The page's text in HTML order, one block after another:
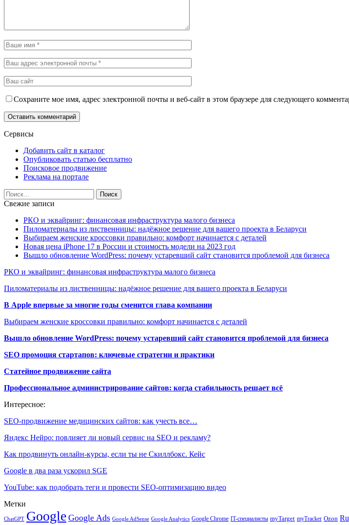
Сохраните мое имя, адрес электронной почты и веб-сайт в этом браузере для следующего
Сервисы
Добавить сайт в каталог
Опубликовать статью бесплатно
Поисковое продвижение
Реклама на портале
Свежие записи
РКО и эквайринг: финансовая инфраструктура малого бизнеса
Пиломатериалы из лиственницы: надёжное решение для вашего проекта в Беларуси
Выбираем женские кроссовки правильно: комфорт начинается с деталей
Новая цена iPhone 17 в России и стоимость модели на 2023 год
Вышло обновление WordPress: почему устаревший сайт становится проблемой для бизнеса
РКО и эквайринг: финансовая инфраструктура малого бизнеса
Пиломатериалы из лиственницы: надёжное решение для вашего проекта в Беларуси
В Apple впервые за многие годы сменится глава компании
Выбираем женские кроссовки правильно: комфорт начинается с деталей
Вышло обновление WordPress: почему устаревший сайт становится проблемой для бизнеса
SEO промоция стартапов: ключевые стратегии и практики
Статейное продвижение сайта
Профессиональное администрирование сайтов: когда стабильность решает всё
Интересное:
SEO-продвижение медицинских сайтов: как учесть все…
Яндекс Нейро: повлияет ли новый сервис на SEO и рекламу?
Как продвинуть онлайн-курсы, если ты не Скиллбокс. Кейс
Google в два раза ускорил SGE
YouTube: как подобрать теги и провести SEO-оптимизацию видео
Метки
ChatGPT Google Google Ads Google AdSense Google Analytics Google Chrome IT-специалисты myTarget myTracker Ozon